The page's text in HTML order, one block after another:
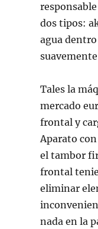
dos tipos:
agua
Tales la
mercado
frontal y
Aparato
el tambor
frontal
eliminar
nada en la